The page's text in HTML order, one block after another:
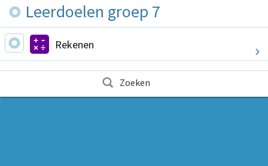
Leerdoelen groep 7
Rekenen
Zoeken